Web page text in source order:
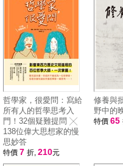
哲學家，很愛問：寫給
所有人的哲學思考入
門！32個疑難提問 ╳
138位偉大思想家的慢
思妙答
特價 7 折, 210元
修養與
野中的
特價 65